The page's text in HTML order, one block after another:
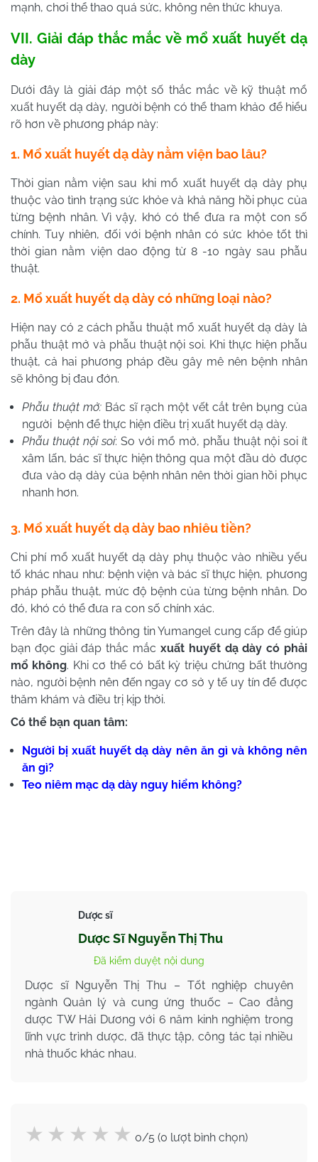
mạnh, chơi thể thao quá sức, không nên thức khuya.
VII. Giải đáp thắc mắc về mổ xuất huyết dạ
dày
Dưới đây là giải đáp một số thắc mắc về kỹ thuật mổ
xuất huyết dạ dày, người bệnh có thể tham khảo để hiểu
rõ hơn về phương pháp này:
1. Mổ xuất huyết dạ dày nằm viện bao lâu?
Thời gian nằm viện sau khi mổ xuất huyết dạ dày phụ
thuộc vào tình trạng sức khỏe và khả năng hồi phục của
từng bệnh nhân. Vì vậy, khó có thể đưa ra một con số
chính. Tuy nhiên, đối với bệnh nhân có sức khỏe tốt thì
thời gian nằm viện dao động từ 8 -10 ngày sau phẫu
thuật.
2. Mổ xuất huyết dạ dày có những loại nào?
Hiện nay có 2 cách phẫu thuật mổ xuất huyết dạ dày là
phẫu thuật mở và phẫu thuật nội soi. Khi thực hiện phẫu
thuật, cả hai phương pháp đều gây mê nên bệnh nhân
sẽ không bị đau đớn.
Phẫu thuật mở: Bác sĩ rạch một vết cắt trên bụng của
người bệnh để thực hiện điều trị xuất huyết dạ dày.
Phẫu thuật nội soi: So với mổ mở, phẫu thuật nội soi ít
xâm lấn, bác sĩ thực hiện thông qua một đầu dò được
đưa vào dạ dày của bệnh nhân nên thời gian hồi phục
nhanh hơn.
3. Mổ xuất huyết dạ dày bao nhiêu tiền?
Chi phí mổ xuất huyết dạ dày phụ thuộc vào nhiều yếu
tố khác nhau như: bệnh viện và bác sĩ thực hiện, phương
pháp phẫu thuật, mức độ bệnh của từng bệnh nhân. Do
đó, khó có thể đưa ra con số chính xác.
Trên đây là những thông tin Yumangel cung cấp để giúp
bạn đọc giải đáp thắc mắc xuất huyết dạ dày có phải
mổ không. Khi cơ thể có bất kỳ triệu chứng bất thường
nào, người bệnh nên đến ngay cơ sở y tế uy tín để được
thăm khám và điều trị kịp thời.
Có thể bạn quan tâm:
Người bị xuất huyết dạ dày nên ăn gì và không nên
ăn gì?
Teo niêm mạc dạ dày nguy hiểm không?
Dược sĩ
Dược Sĩ Nguyễn Thị Thu
Đã kiểm duyệt nội dung
Dược sĩ Nguyễn Thị Thu – Tốt nghiệp chuyên
ngành Quản lý và cung ứng thuốc – Cao đẳng
dược TW Hải Dương với 6 năm kinh nghiệm trong
lĩnh vực trình dược, đã thực tập, công tác tại nhiều
nhà thuốc khác nhau.
0/5 (0 lượt bình chọn)